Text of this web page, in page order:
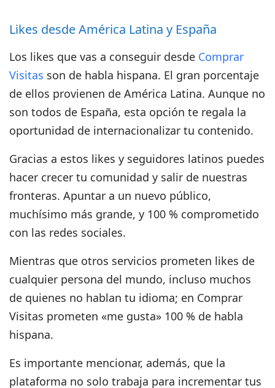
Likes desde América Latina y España
Los likes que vas a conseguir desde Comprar
Visitas son de habla hispana. El gran porcentaje
de ellos provienen de América Latina. Aunque no
son todos de España, esta opción te regala la
oportunidad de internacionalizar tu contenido.
Gracias a estos likes y seguidores latinos puedes
hacer crecer tu comunidad y salir de nuestras
fronteras. Apuntar a un nuevo público,
muchísimo más grande, y 100 % comprometido
con las redes sociales.
Mientras que otros servicios prometen likes de
cualquier persona del mundo, incluso muchos
de quienes no hablan tu idioma; en Comprar
Visitas prometen «me gusta» 100 % de habla
hispana.
Es importante mencionar, además, que la
plataforma no solo trabaja para incrementar tus